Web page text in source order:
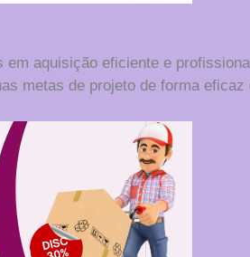
aquisição eficiente e
metas de projeto de forma eficaz